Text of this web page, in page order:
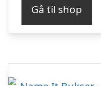
Gå til shop